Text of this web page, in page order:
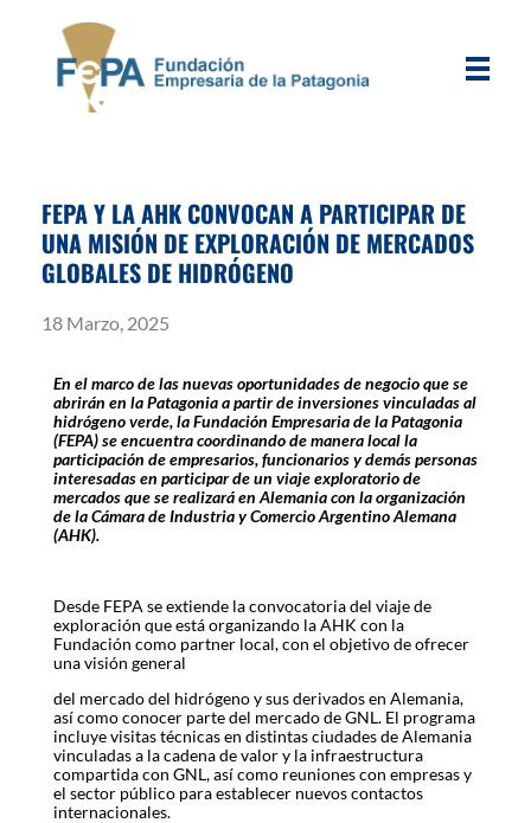
FEPA Y LA AHK CONVOCAN A PARTICIPAR DE
UNA MISIÓN DE EXPLORACIÓN DE MERCADOS
GLOBALES DE HIDRÓGENO
18 Marzo, 2025
En el marco de las nuevas oportunidades de negocio que se
abrirán en la Patagonia a partir de inversiones vinculadas al
hidrógeno verde, la Fundación Empresaria de la Patagonia
(FEPA) se encuentra coordinando de manera local la
participación de empresarios, funcionarios y demás personas
interesadas en participar de un viaje exploratorio de
mercados que se realizará en Alemania con la organización
de la Cámara de Industria y Comercio Argentino Alemana
(AHK).
Desde FEPA se extiende la convocatoria del viaje de
exploración que está organizando la AHK con la
Fundación como partner local, con el objetivo de ofrecer
una visión general
del mercado del hidrógeno y sus derivados en Alemania,
así como conocer parte del mercado de GNL. El programa
incluye visitas técnicas en distintas ciudades de Alemania
vinculadas a la cadena de valor y la infraestructura
compartida con GNL, así como reuniones con empresas y
el sector público para establecer nuevos contactos
internacionales.